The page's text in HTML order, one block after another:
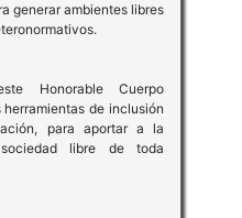
generar ambientes libres
Honorable Cuerpo
de inclusión
para aportar a la
libre de toda